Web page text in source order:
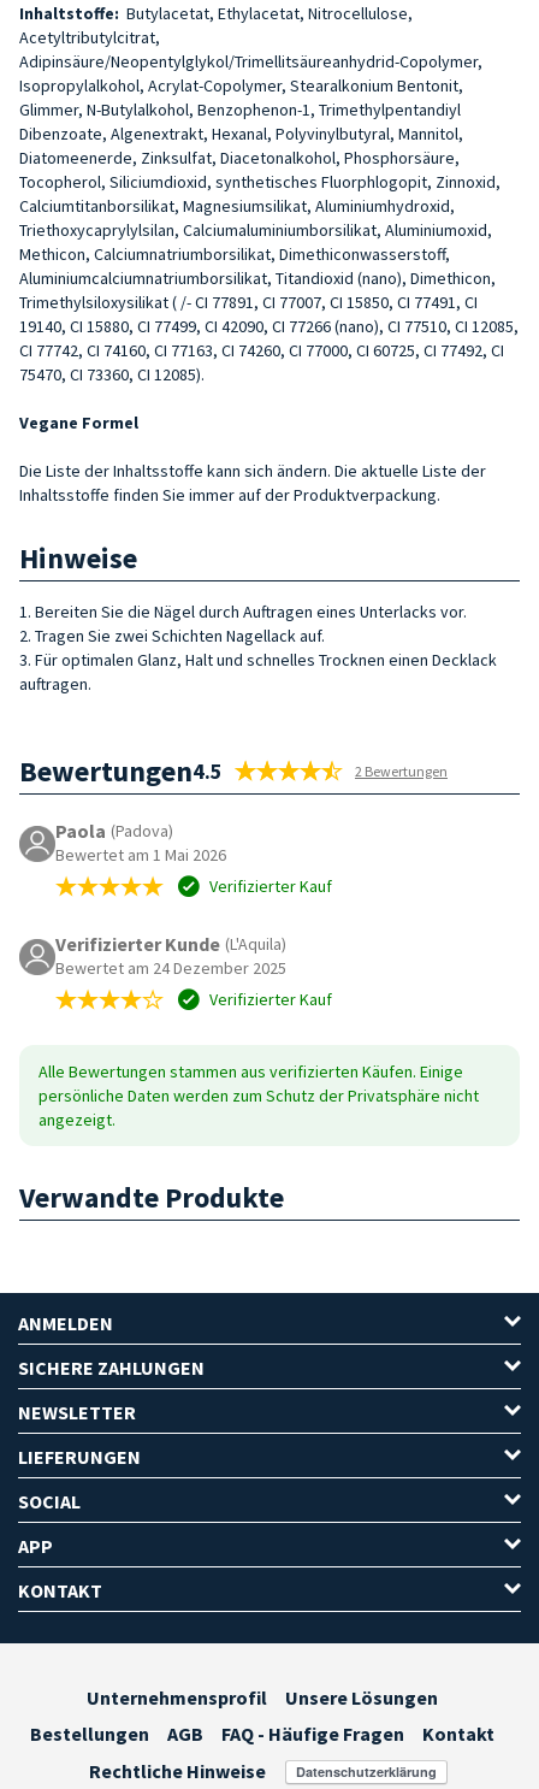
Inhaltstoffe: Butylacetat, Ethylacetat, Nitrocellulose,
Acetyltributylcitrat,
Adipinsäure/Neopentylglykol/Trimellitsäureanhydrid-Copolymer,
Isopropylalkohol, Acrylat-Copolymer, Stearalkonium Bentonit,
Glimmer, N-Butylalkohol, Benzophenon-1, Trimethylpentandiyl
Dibenzoate, Algenextrakt, Hexanal, Polyvinylbutyral, Mannitol,
Diatomeenerde, Zinksulfat, Diacetonalkohol, Phosphorsäure,
Tocopherol, Siliciumdioxid, synthetisches Fluorphlogopit, Zinnoxid,
Calciumtitanborsilikat, Magnesiumsilikat, Aluminiumhydroxid,
Triethoxycaprylylsilan, Calciumaluminiumborsilikat, Aluminiumoxid,
Methicon, Calciumnatriumborsilikat, Dimethiconwasserstoff,
Aluminiumcalciumnatriumborsilikat, Titandioxid (nano), Dimethicon,
Trimethylsiloxysilikat ( /- CI 77891, CI 77007, CI 15850, CI 77491, CI
19140, CI 15880, CI 77499, CI 42090, CI 77266 (nano), CI 77510, CI 12085,
CI 77742, CI 74160, CI 77163, CI 74260, CI 77000, CI 60725, CI 77492, CI
75470, CI 73360, CI 12085).
Vegane Formel
Die Liste der Inhaltsstoffe kann sich ändern. Die aktuelle Liste der
Inhaltsstoffe finden Sie immer auf der Produktverpackung.
Hinweise
1. Bereiten Sie die Nägel durch Auftragen eines Unterlacks vor.
2. Tragen Sie zwei Schichten Nagellack auf.
3. Für optimalen Glanz, Halt und schnelles Trocknen einen Decklack
auftragen.
Bewertungen4.5 2 Bewertungen
Paola (Padova)
Bewertet am 1 Mai 2026
Verifizierter Kauf
Verifizierter Kunde (L'Aquila)
Bewertet am 24 Dezember 2025
Verifizierter Kauf
Alle Bewertungen stammen aus verifizierten Käufen. Einige
persönliche Daten werden zum Schutz der Privatsphäre nicht
angezeigt.
Verwandte Produkte
ANMELDEN
SICHERE ZAHLUNGEN
NEWSLETTER
LIEFERUNGEN
SOCIAL
APP
KONTAKT
Unternehmensprofil
Unsere Lösungen
Bestellungen
AGB FAQ - Häufige Fragen
Kontakt
Rechtliche Hinweise